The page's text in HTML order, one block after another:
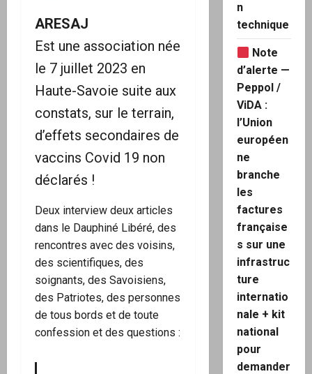
ARESAJ
Est une association née
le 7 juillet 2023 en
Haute-Savoie suite aux
constats, sur le terrain,
d’effets secondaires de
vaccins Covid 19 non
déclarés !
Deux interview deux articles
dans le Dauphiné Libéré, des
rencontres avec des voisins,
des scientifiques, des
soignants, des Savoisiens,
des Patriotes, des personnes
de tous bords et de toute
confession et des questions :
n
technique
Note
d’alerte —
Peppol /
ViDA :
l’Union
européen
ne
branche
les
factures
française
s sur une
infrastruc
ture
internatio
nale + kit
national
pour
demander